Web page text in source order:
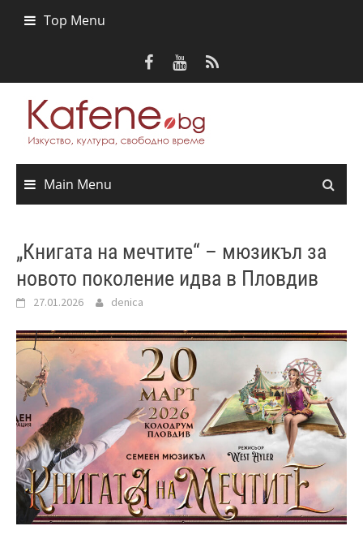
Top Menu
Main Menu
„Книгата на мечтите“ – мюзикъл за
новото поколение идва в Пловдив
27.01.2026 denica